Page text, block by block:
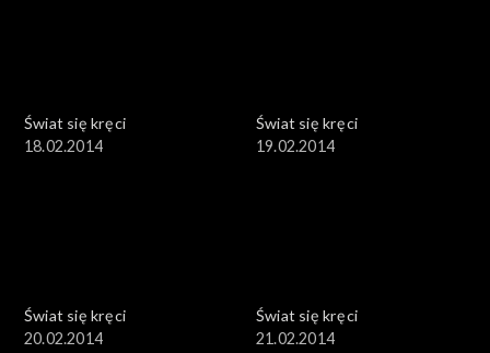
Świat się kręci
18.02.2014
Świat się kręci
19.02.2014
Świat się kręci
20.02.2014
Świat się kręci
21.02.2014